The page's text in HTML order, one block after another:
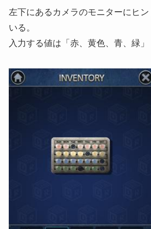
左下にあるカメラのモニターにヒ
いる。
入力する値は「赤、黄色、青、緑」